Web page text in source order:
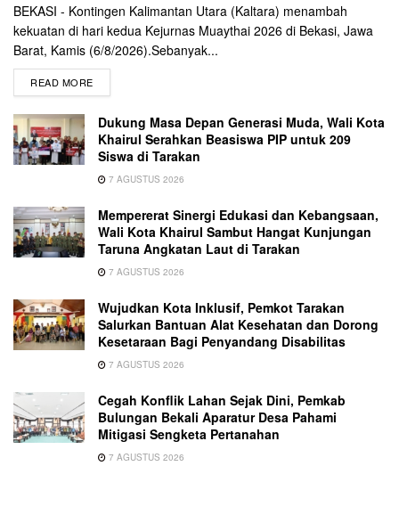
BEKASI - Kontingen Kalimantan Utara (Kaltara) menambah
kekuatan di hari kedua Kejurnas Muaythai 2026 di Bekasi, Jawa
Barat, Kamis (6/8/2026).Sebanyak...
READ MORE
Dukung Masa Depan Generasi Muda, Wali Kota
Khairul Serahkan Beasiswa PIP untuk 209
Siswa di Tarakan
7 AGUSTUS 2026
Mempererat Sinergi Edukasi dan Kebangsaan,
Wali Kota Khairul Sambut Hangat Kunjungan
Taruna Angkatan Laut di Tarakan
7 AGUSTUS 2026
Wujudkan Kota Inklusif, Pemkot Tarakan
Salurkan Bantuan Alat Kesehatan dan Dorong
Kesetaraan Bagi Penyandang Disabilitas
7 AGUSTUS 2026
Cegah Konflik Lahan Sejak Dini, Pemkab
Bulungan Bekali Aparatur Desa Pahami
Mitigasi Sengketa Pertanahan
7 AGUSTUS 2026